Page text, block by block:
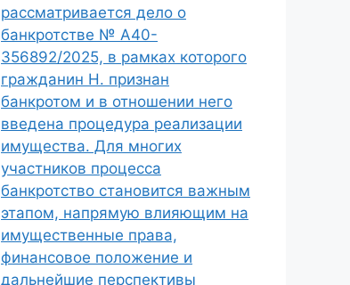
рассматривается дело о
банкротстве № А40-
356892/2025, в рамках которого
гражданин Н. признан
банкротом и в отношении него
введена процедура реализации
имущества. Для многих
участников процесса
банкротство становится важным
этапом, напрямую влияющим на
имущественные права,
финансовое положение и
дальнейшие перспективы